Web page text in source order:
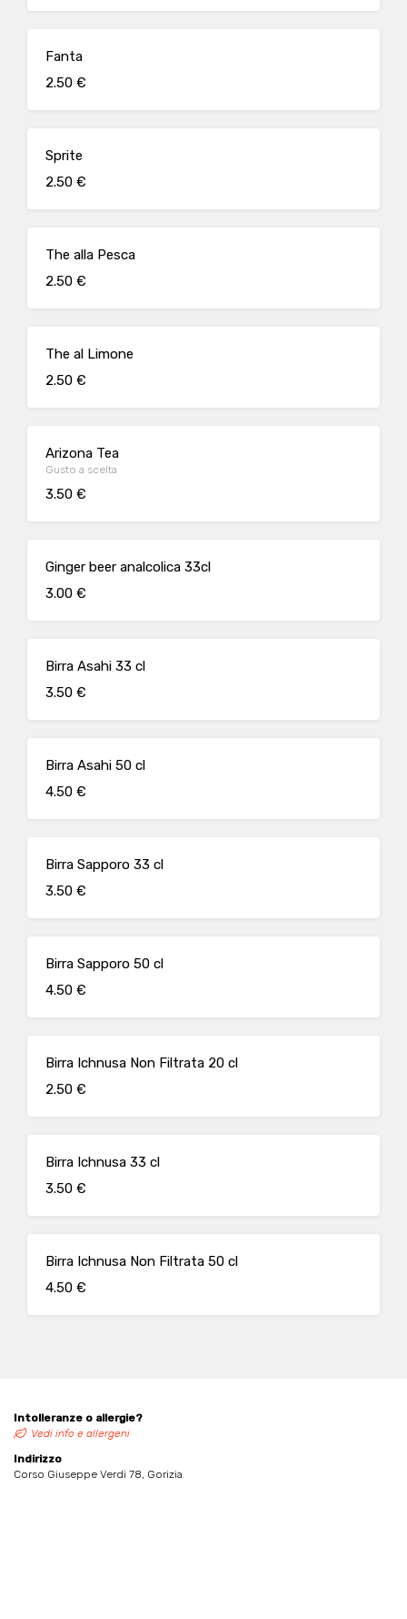
Fanta
2.50 €
Sprite
2.50 €
The alla Pesca
2.50 €
The al Limone
2.50 €
Arizona Tea
Gusto a scelta
3.50 €
Ginger beer analcolica 33cl
3.00 €
Birra Asahi 33 cl
3.50 €
Birra Asahi 50 cl
4.50 €
Birra Sapporo 33 cl
3.50 €
Birra Sapporo 50 cl
4.50 €
Birra Ichnusa Non Filtrata 20 cl
2.50 €
Birra Ichnusa 33 cl
3.50 €
Birra Ichnusa Non Filtrata 50 cl
4.50 €
Intolleranze o allergie?
Vedi info e allergeni
Indirizzo
Corso Giuseppe Verdi 78, Gorizia